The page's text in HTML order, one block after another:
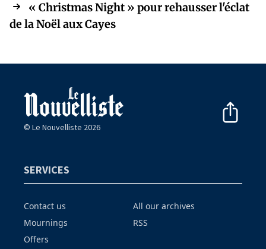
« Christmas Night » pour rehausser l'éclat
de la Noël aux Cayes
© Le Nouvelliste 2026
SERVICES
Contact us
Mournings
Offers
All our archives
RSS